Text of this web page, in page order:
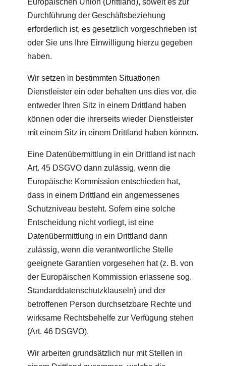
Europäischen Union (Drittland), soweit es zur
Durchführung der Geschäftsbeziehung
erforderlich ist, es gesetzlich vorgeschrieben ist
oder Sie uns Ihre Einwilligung hierzu gegeben
haben.
Wir setzen in bestimmten Situationen
Dienstleister ein oder behalten uns dies vor, die
entweder Ihren Sitz in einem Drittland haben
können oder die ihrerseits wieder Dienstleister
mit einem Sitz in einem Drittland haben können.
Eine Datenübermittlung in ein Drittland ist nach
Art. 45 DSGVO dann zulässig, wenn die
Europäische Kommission entschieden hat,
dass in einem Drittland ein angemessenes
Schutzniveau besteht. Sofern eine solche
Entscheidung nicht vorliegt, ist eine
Datenübermittlung in ein Drittland dann
zulässig, wenn die verantwortliche Stelle
geeignete Garantien vorgesehen hat (z. B. von
der Europäischen Kommission erlassene sog.
Standarddatenschutzklauseln) und der
betroffenen Person durchsetzbare Rechte und
wirksame Rechtsbehelfe zur Verfügung stehen
(Art. 46 DSGVO).
Wir arbeiten grundsätzlich nur mit Stellen in